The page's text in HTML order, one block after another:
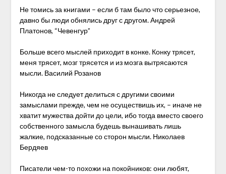
Не томись за книгами – если б там было что серьезное,
давно бы люди обнялись друг с другом. Андрей
Платонов, “Чевенгур”
Больше всего мыслей приходит в конке. Конку трясет,
меня трясет, мозг трясется и из мозга вытрясаются
мысли. Василий Розанов
Никогда не следует делиться с другими своими
замыслами прежде, чем не осуществишь их, – иначе не
хватит мужества дойти до цели, ибо тогда вместо своего
собственного замысла будешь вынашивать лишь
жалкие, подсказанные со сторон мысли. Николаев
Бердяев
Писатели чем-то похожи на покойников: они любят,